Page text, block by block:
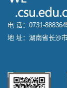
电 话：0731-
地 址：湖南省长沙